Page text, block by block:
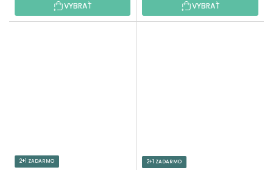
VYBRAŤ VYBRAŤ
2+1 ZADARMO 2+1 ZADARMO